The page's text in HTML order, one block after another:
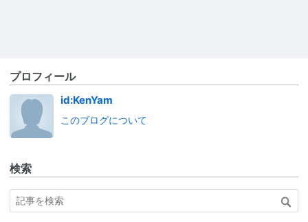
プロフィール
id:KenYam
このブログについて
検索